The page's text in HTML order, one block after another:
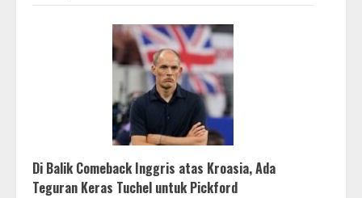
Di Balik Comeback Inggris atas Kroasia, Ada
Teguran Keras Tuchel untuk Pickford